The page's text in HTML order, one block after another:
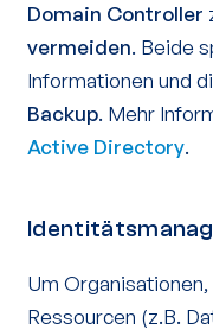
Domain Controller
vermeiden. Beide
Informationen und
Backup. Mehr
Active Directory.
Um
Ressourcen (z.B.